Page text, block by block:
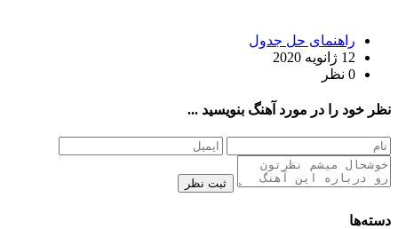
راهنمای حل جدول
12 ژانویه 2020
0 نظر
نظر خود را در مورد آهنگ بنویسید ...
ثبت نظر
دسته‌ها